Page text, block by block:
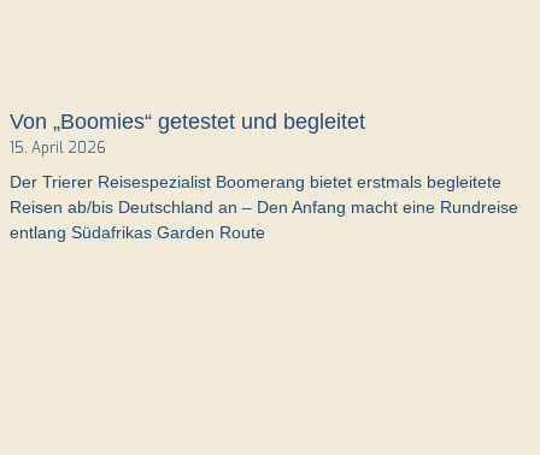
Von „Boomies“ getestet und begleitet
15. April 2026
Der Trierer Reisespezialist Boomerang bietet erstmals begleitete
Reisen ab/bis Deutschland an – Den Anfang macht eine Rundreise
entlang Südafrikas Garden Route